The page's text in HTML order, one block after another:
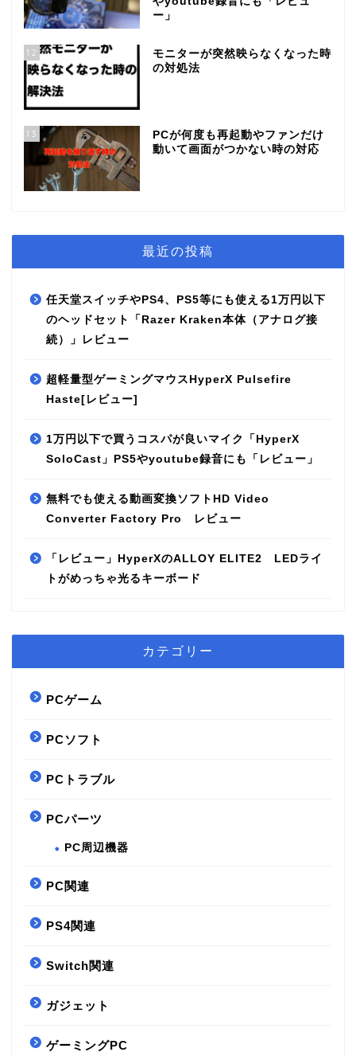
ー」
12
モニターが突然映らなくなった時
の対処法
13
PCが何度も再起動やファンだけ
動いて画面がつかない時の対応
最近の投稿
任天堂スイッチやPS4、PS5等にも使える1万円以下
のヘッドセット「Razer Kraken本体（アナログ接
続）」レビュー
超軽量型ゲーミングマウスHyperX Pulsefire
Haste[レビュー]
1万円以下で買うコスパが良いマイク「HyperX
SoloCast」PS5やyoutube録音にも「レビュー」
無料でも使える動画変換ソフトHD Video
Converter Factory Pro レビュー
「レビュー」HyperXのALLOY ELITE2 LEDライ
トがめっちゃ光るキーボード
カテゴリー
PCゲーム
PCソフト
PCトラブル
PCパーツ
PC周辺機器
PC関連
PS4関連
Switch関連
ガジェット
ゲーミングPC